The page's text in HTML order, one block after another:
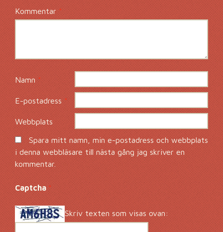
Kommentar*
Namn*
E-postadress*
Webbplats
Spara mitt namn, min e-postadress och webbplats
i denna webbläsare till nästa gång jag skriver en
kommentar.
Captcha *
Skriv texten som visas ovan: